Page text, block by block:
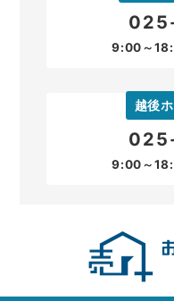
9:00～
越後
9:00～